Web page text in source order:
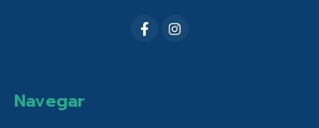
Navegar